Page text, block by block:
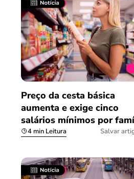
Preço da cesta básica
aumenta e exige cinco
salários mínimos por
4 min Leitura Salvar